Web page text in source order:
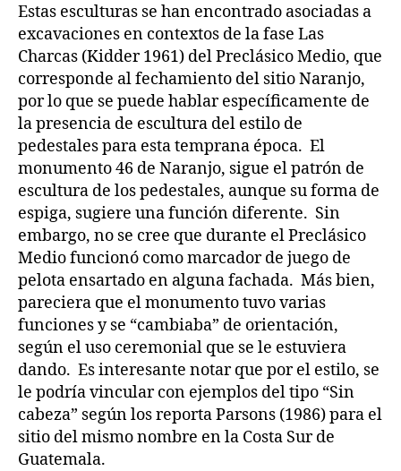
Estas esculturas se han encontrado asociadas a
excavaciones en contextos de la fase Las
Charcas (Kidder 1961) del Preclásico Medio, que
corresponde al fechamiento del sitio Naranjo,
por lo que se puede hablar específicamente de
la presencia de escultura del estilo de
pedestales para esta temprana época. El
monumento 46 de Naranjo, sigue el patrón de
escultura de los pedestales, aunque su forma de
espiga, sugiere una función diferente. Sin
embargo, no se cree que durante el Preclásico
Medio funcionó como marcador de juego de
pelota ensartado en alguna fachada. Más bien,
pareciera que el monumento tuvo varias
funciones y se “cambiaba” de orientación,
según el uso ceremonial que se le estuviera
dando. Es interesante notar que por el estilo, se
le podría vincular con ejemplos del tipo “Sin
cabeza” según los reporta Parsons (1986) para el
sitio del mismo nombre en la Costa Sur de
Guatemala.